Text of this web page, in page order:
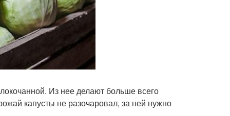
Из нее делают больше всего
капусты не разочаровал, за ней нужно